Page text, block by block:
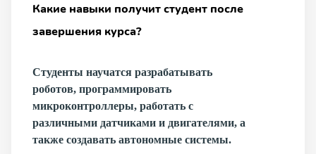
Какие навыки получит студент после
завершения курса?
Студенты научатся разрабатывать
роботов, программировать
микроконтроллеры, работать с
различными датчиками и двигателями, а
также создавать автономные системы.